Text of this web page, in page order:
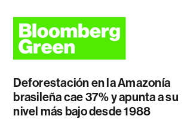
Deforestación en la Amazonía
brasileña cae 37% y apunta a su
nivel más bajo desde 1988